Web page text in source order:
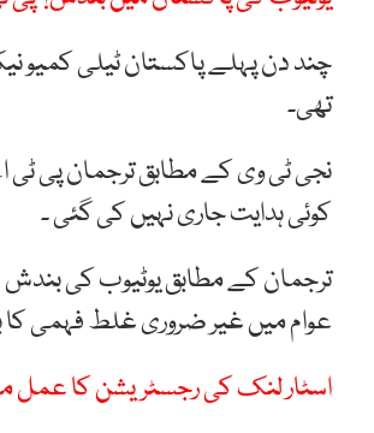
چند دن پہلے پاکستان ٹیلی کمیو
تھی۔
نجی ٹی وی کے مطابق ترجمان پی ٹی
کوئی ہدایت جاری نہیں کی گئی ۔
ترجمان کے مطابق یوٹیوب کی
عوام میں غیر ضروری غلط فہمی
اسٹار لنک کی رجسٹریشن کا عمل